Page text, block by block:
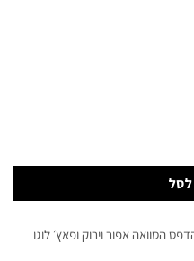
הסוואה אפור וירוק ופאץ׳ לוגו